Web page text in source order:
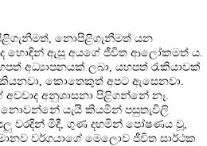
පිළිගැනීමත්, නොපිළිගැනීමත් යන
හොඳින් ඇසූ අයගේ ජීවිත ආලෝකමත් ය.
අධ්‍යාපනයක් ලබා, යහපත් රැකියාවක්
කියනවා, කොතෙකුත් අපට ඇසෙනවා.
අනුශාසනා පිළිගන්නේ නෑ.
නොවන්නේ යැයි කියමින් පසුතැවිලි
වරදින් මිදී, ගුණ දහමින් පෝෂණය වූ,
වර්ගයාගේ මෙලොව ජීවිත සාර්ථක